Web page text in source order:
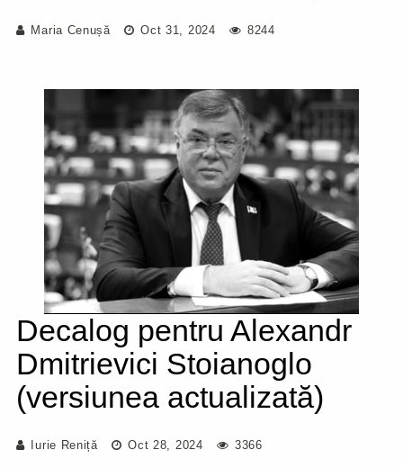
Maria Cenușă Oct 31, 2024 8244
Decalog pentru Alexandr
Dmitrievici Stoianoglo
(versiunea actualizată)
Iurie Reniță Oct 28, 2024 3366